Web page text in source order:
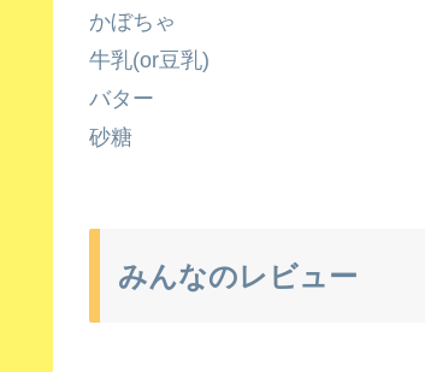
かぼちゃ
牛乳(or豆乳)
バター
砂糖
みんなのレビュー